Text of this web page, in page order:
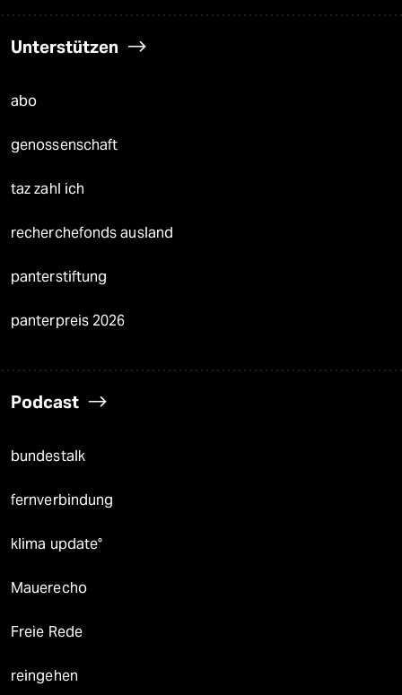
Unterstützen
abo
genossenschaft
taz zahl ich
recherchefonds ausland
panterstiftung
panterpreis 2026
Podcast
bundestalk
fernverbindung
klima update°
Mauerecho
Freie Rede
reingehen